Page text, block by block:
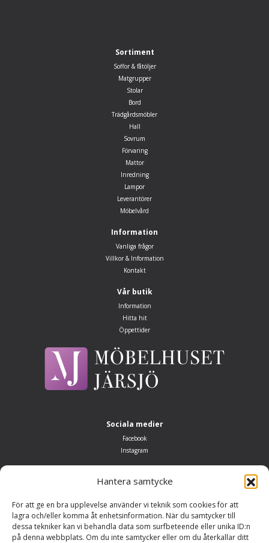
Hantera samtycke
För att ge en bra upplevelse använder vi teknik som cookies för att
lagra och/eller komma åt enhetsinformation. När du samtycker till
dessa tekniker kan vi behandla data som surfbeteende eller unika ID:n
på denna webbplats. Om du inte samtycker eller om du återkallar ditt
Sortiment
Soffor & fåtöljer
Matgrupper
Stolar
Bord
Trädgårdsmöbler
Hall
Sovrum
Förvaring
Mattor
Inredning
Lampor
Leverantörer
Möbelvård
Information
Vanliga frågor
Villkor & Information
Kontakt
Vår butik
Information
Hitta hit
Öppettider
Sociala medier
Facebook
Instagram
Måndag–fredag 10.00–18.00
Söndag: Stängt
Adress